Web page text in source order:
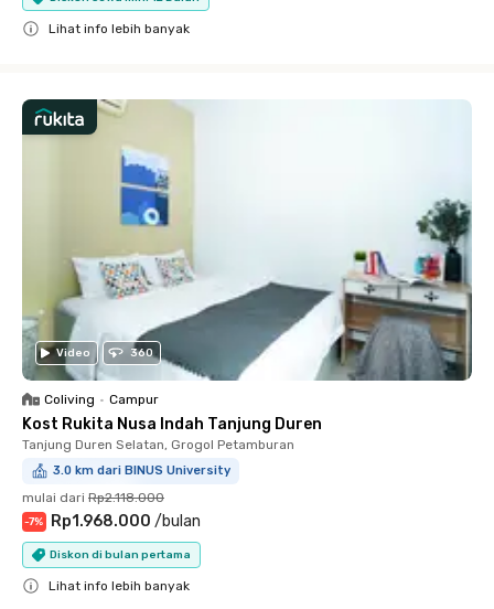
Lihat info lebih banyak
Video 360
Coliving • Campur
Kost Rukita Nusa Indah Tanjung Duren
Tanjung Duren Selatan, Grogol Petamburan
3.0 km dari BINUS University
mulai dari Rp2.118.000
-7% Rp1.968.000 /bulan
Diskon di bulan pertama
Lihat info lebih banyak